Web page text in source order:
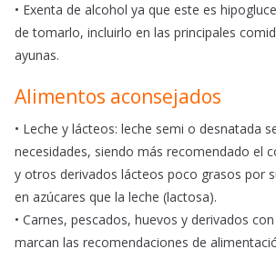
• Exenta de alcohol ya que este es
de tomarlo, incluirlo en las principales
ayunas.
Alimentos aconsejados
• Leche y lácteos: leche semi o desnatada
necesidades, siendo más recomendado el
y otros derivados lácteos poco grasos por
en azúcares que la leche (lactosa).
• Carnes, pescados, huevos y derivados
marcan las recomendaciones de